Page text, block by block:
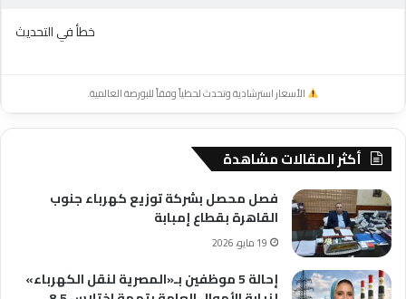
خطأ في التحديث
الأسعار استرشادية وتحدث لحظياً وفقاً للبورصة العالمية.
أكثر المقالات مشاهدة
فصل محصل بشركة توزيع كهرباء جنوب
القاهرة بقطاع إمبابة
19 مايو، 2026
إحالة 5 موظفين بـ«المصرية لنقل الكهرباء»